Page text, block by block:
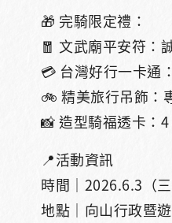
🎁 完騎限定禮：
🧧 文武廟平安符：
💳 台灣好行一卡通
🚲 精美旅行吊飾：
📸 造型騎福透卡：
📍活動資訊
時間｜2026.6.3（
地點｜向山行政暨